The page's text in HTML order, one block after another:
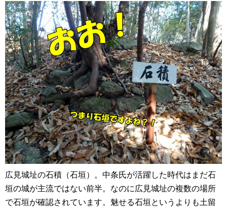
広見城址の石積（石垣）。中条氏が活躍した時代はまだ石
垣の城が主流ではない前半。なのに広見城址の複数の場所
で石垣が確認されています。魅せる石垣というよりも土留